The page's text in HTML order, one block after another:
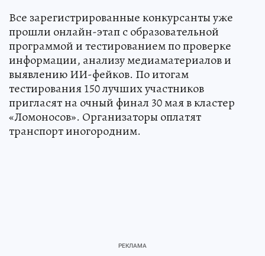
Все зарегистрированные конкурсанты уже
прошли онлайн-этап с образовательной
программой и тестированием по проверке
информации, анализу медиаматериалов и
выявлению ИИ-фейков. По итогам
тестирования 150 лучших участников
пригласят на очный финал 30 мая в кластер
«Ломоносов». Организаторы оплатят
транспорт иногородним.